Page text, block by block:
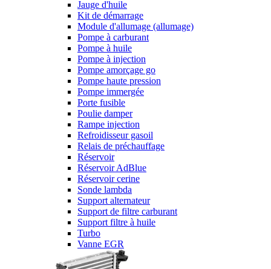
Jauge d'huile
Kit de démarrage
Module d'allumage (allumage)
Pompe à carburant
Pompe à huile
Pompe à injection
Pompe amorçage go
Pompe haute pression
Pompe immergée
Porte fusible
Poulie damper
Rampe injection
Refroidisseur gasoil
Relais de préchauffage
Réservoir
Réservoir AdBlue
Réservoir cerine
Sonde lambda
Support alternateur
Support de filtre carburant
Support filtre à huile
Turbo
Vanne EGR